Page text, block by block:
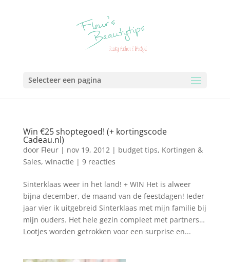
Selecteer een pagina
Win €25 shoptegoed! (+ kortingscode
Cadeau.nl)
door Fleur| nov 19, 2012| budget tips, Kortingen &
Sales, winactie | 9 reacties
Sinterklaas weer in het land! + WIN Het is alweer
bijna december, de maand van de feestdagen! Ieder
jaar vier ik uitgebreid Sinterklaas met mijn familie bij
mijn ouders. Het hele gezin compleet met partners…
Lootjes worden getrokken voor een surprise en...